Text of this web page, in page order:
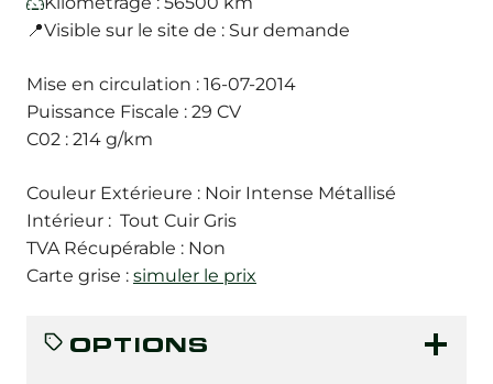
📍Visible sur le site de : Sur demande
Mise en circulation : 16-07-2014
Puissance Fiscale : 29 CV
C02 : 214 g/km
Couleur Extérieure : Noir Intense Métallisé
Intérieur : Tout Cuir Gris
TVA Récupérable : Non
Carte grise : simuler le prix
OPTIONS